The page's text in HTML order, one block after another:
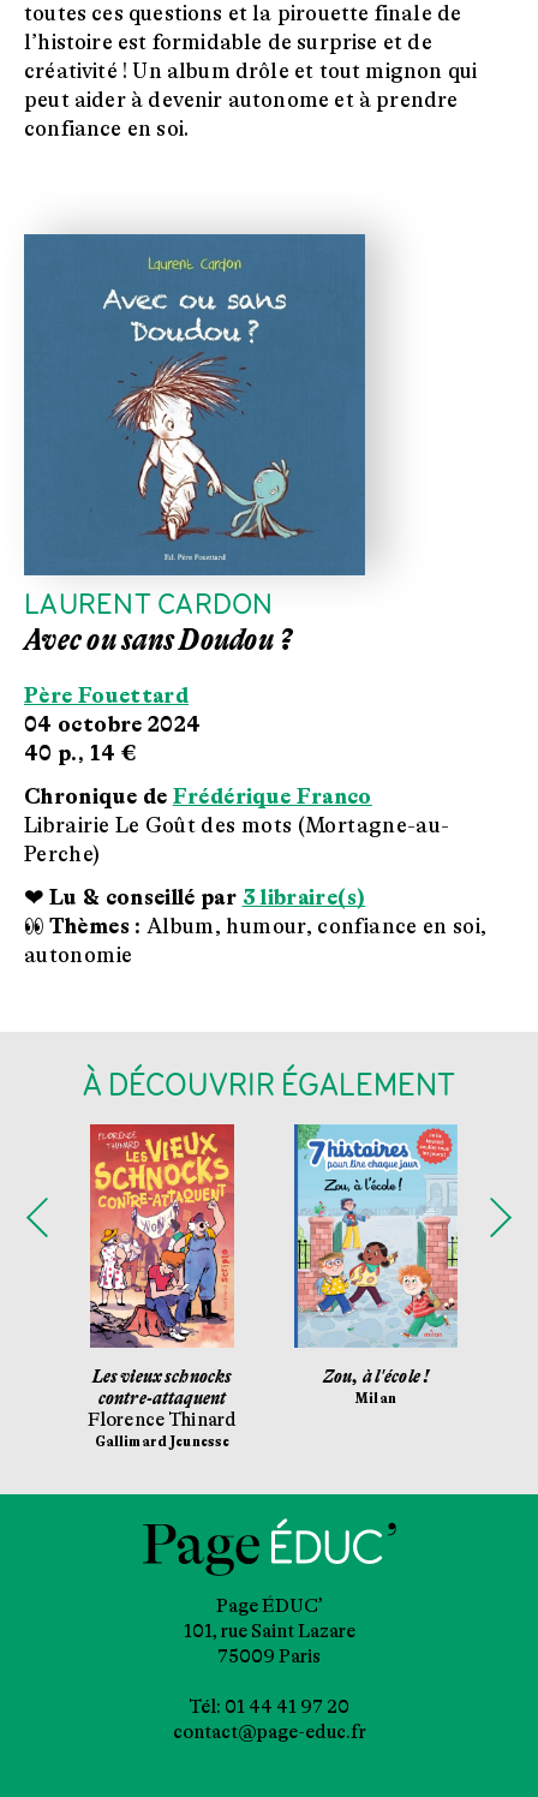
LAURENT CARDON
Avec ou sans Doudou ?
Père Fouettard
04 octobre 2024
40 p., 14 €
Chronique de Frédérique Franco
Librairie Le Goût des mots (Mortagne-au-
Perche)
❤ Lu & conseillé par 3 libraire(s)
👀 Thèmes : Album, humour, confiance en soi,
autonomie
toutes ces questions et la pirouette finale de
l’histoire est formidable de surprise et de
créativité ! Un album drôle et tout mignon qui
peut aider à devenir autonome et à prendre
confiance en soi.
À DÉCOUVRIR ÉGALEMENT
Les vieux schnocks
contre-attaquent
Florence Thinard
Gallimard Jeunesse
Zou, à l'école !
Milan
Page ÉDUC’
101, rue Saint Lazare
75009 Paris
Tél: 01 44 41 97 20
contact@page-educ.fr